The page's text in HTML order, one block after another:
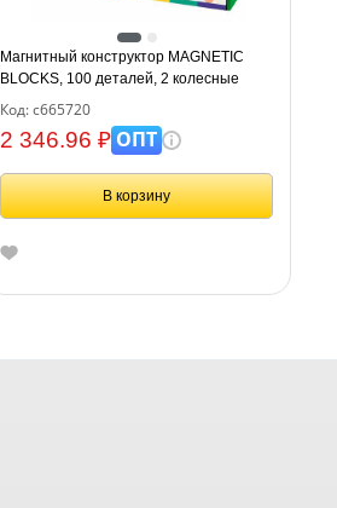
Магнитный конструктор MAGNETIC
BLOCKS, 100 деталей, 2 колесные
базы, карусель, BRAUBERG KIDS,
665720
Код: с665720
2 346.96 ₽ОПТ
В корзину